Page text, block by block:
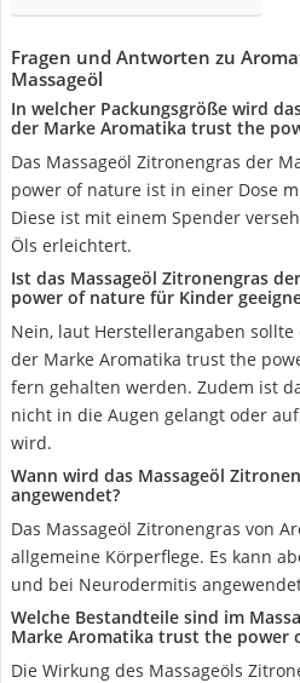
Fragen und Antworten zu
Massageöl
In welcher Packungsgröße wird
der Marke Aromatika trust the
Das Massageöl Zitronengras der
power of nature ist in einer Dose
Diese ist mit einem Spender
Öls erleichtert.
Ist das Massageöl Zitronengras
power of nature für Kinder
Nein, laut Herstellerangaben
der Marke Aromatika trust the
fern gehalten werden. Zudem ist
nicht in die Augen gelangt oder
wird.
Wann wird das Massageöl
angewendet?
Das Massageöl Zitronengras von
allgemeine Körperflege. Es kann
und bei Neurodermitis
Welche Bestandteile sind im
Marke Aromatika trust the power
Die Wirkung des Massageöls